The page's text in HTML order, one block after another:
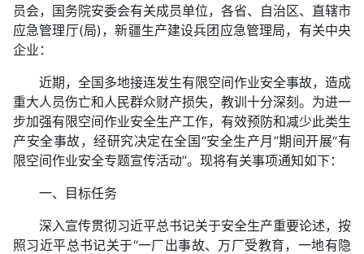
员会，国务院安委会有关成员单位，各省、自治区、直辖市
应急管理厅(局)，新疆生产建设兵团应急管理局，有关中央
企业：
近期，全国多地接连发生有限空间作业安全事故，造成
重大人员伤亡和人民群众财产损失，教训十分深刻。为进一
步加强有限空间作业安全生产工作，有效预防和减少此类生
产安全事故，经研究决定在全国“安全生产月”期间开展“有
限空间作业安全专题宣传活动”。现将有关事项通知如下：
一、目标任务
深入宣传贯彻习近平总书记关于安全生产重要论述，按
照习近平总书记关于“一厂出事故、万厂受教育，一地有隐